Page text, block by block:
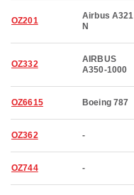
OZ201
Airbus A321
N
OZ332
AIRBUS
A350-1000
OZ6615 Boeing 787
OZ362 -
OZ744 -